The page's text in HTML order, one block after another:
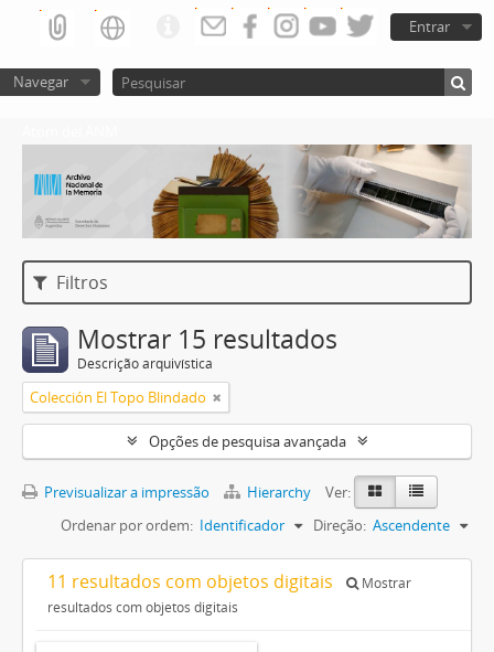
Entrar
Navegar
Filtros
Mostrar 15 resultados
Descrição arquivística
Colección El Topo Blindado
Opções de pesquisa avançada
Previsualizar a impressão Hierarchy
Ver:
Ordenar por ordem: Identificador Direção: Ascendente
11 resultados com objetos digitais
Mostrar
resultados com objetos digitais